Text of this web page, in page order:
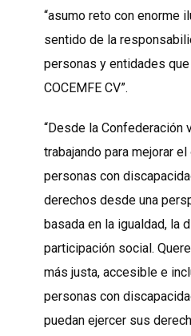
“asumo reto con enorme
sentido de la
personas y entidades
COCEMFE CV”.
“Desde la Confederación
trabajando para mejorar
personas con
derechos desde una
basada en la igualdad, la
participación social.
más justa, accesible e
personas con
puedan ejercer sus